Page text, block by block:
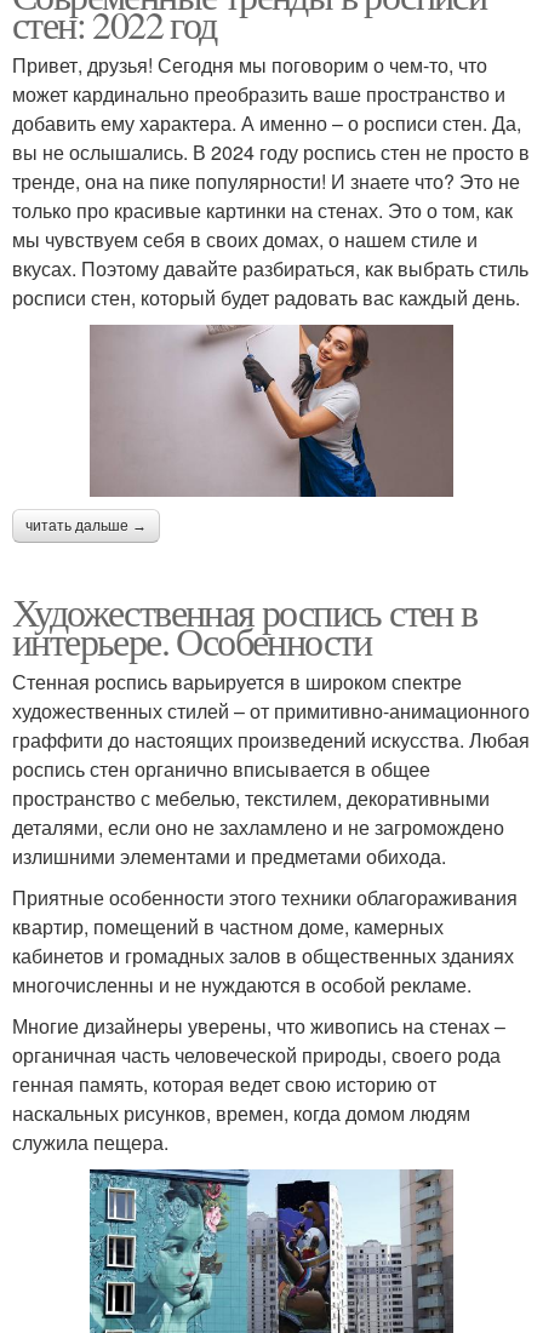
стен: 2022 год
Привет, друзья! Сегодня мы поговорим о чем-то, что
может кардинально преобразить ваше пространство и
добавить ему характера. А именно – о росписи стен. Да,
вы не ослышались. В 2024 году роспись стен не просто в
тренде, она на пике популярности! И знаете что? Это не
только про красивые картинки на стенах. Это о том, как
мы чувствуем себя в своих домах, о нашем стиле и
вкусах. Поэтому давайте разбираться, как выбрать стиль
росписи стен, который будет радовать вас каждый день.
читать дальше →
Художественная роспись стен в
интерьере. Особенности
Стенная роспись варьируется в широком спектре
художественных стилей – от примитивно-анимационного
граффити до настоящих произведений искусства. Любая
роспись стен органично вписывается в общее
пространство с мебелью, текстилем, декоративными
деталями, если оно не захламлено и не загромождено
излишними элементами и предметами обихода.
Приятные особенности этого техники облагораживания
квартир, помещений в частном доме, камерных
кабинетов и громадных залов в общественных зданиях
многочисленны и не нуждаются в особой рекламе.
Многие дизайнеры уверены, что живопись на стенах –
органичная часть человеческой природы, своего рода
генная память, которая ведет свою историю от
наскальных рисунков, времен, когда домом людям
служила пещера.